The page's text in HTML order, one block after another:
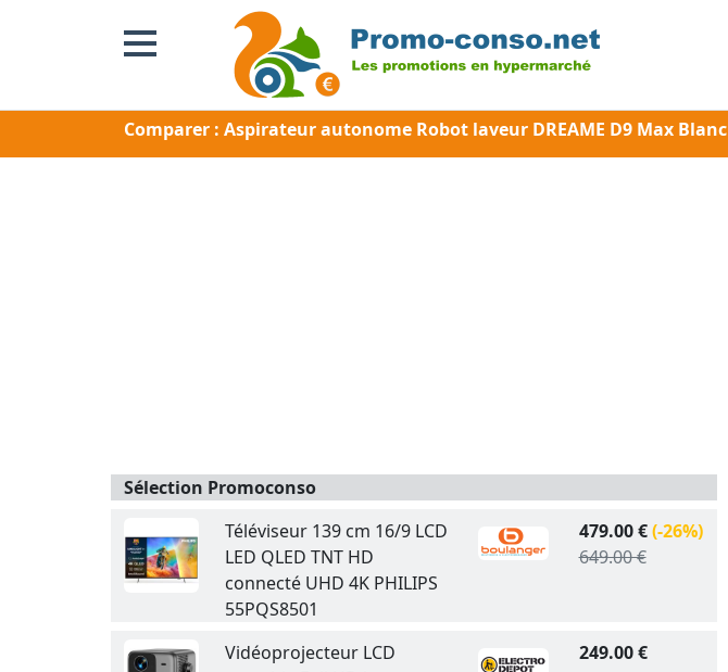
Comparer : Aspirateur autonome Robot laveur DREAME D9 Max Blanc
Sélection Promoconso
Téléviseur 139 cm 16/9 LCD
LED QLED TNT HD
connecté UHD 4K PHILIPS
55PQS8501
479.00 €(-26%)
649.00 €
Vidéoprojecteur LCD
249.00 €